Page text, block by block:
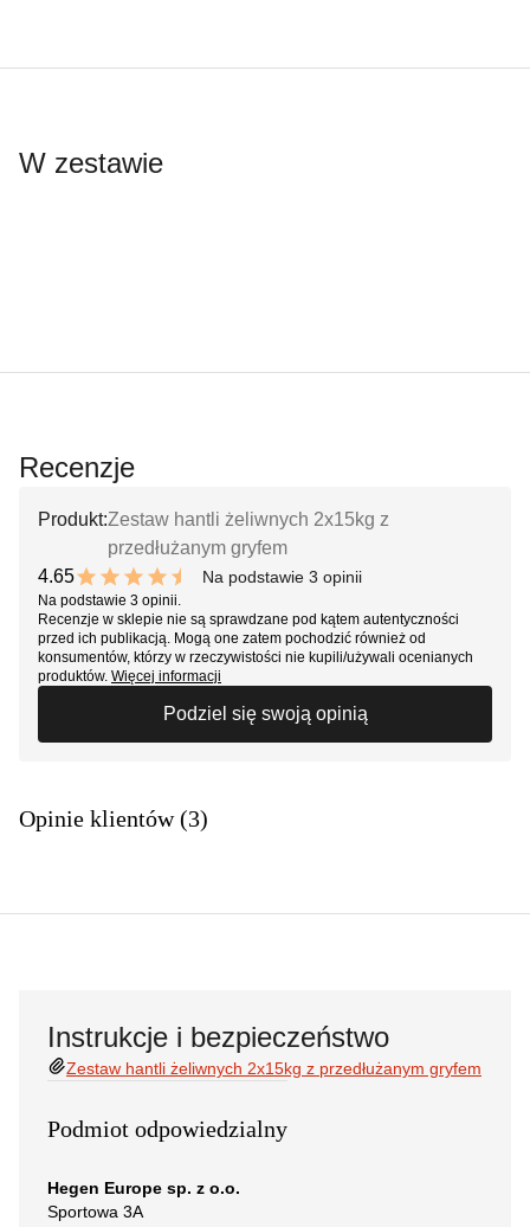
W zestawie
Recenzje
Produkt:Zestaw hantli żeliwnych 2x15kg z
przedłużanym gryfem
4.65
9.3 out of 10 stars
Na podstawie 3 opinii
Na podstawie 3 opinii.
Recenzje w sklepie nie są sprawdzane pod kątem autentyczności
przed ich publikacją. Mogą one zatem pochodzić również od
konsumentów, którzy w rzeczywistości nie kupili/używali ocenianych
produktów. Więcej informacji
Podziel się swoją opinią
Opinie klientów (3)
Instrukcje i bezpieczeństwo
Zestaw hantli żeliwnych 2x15kg z przedłużanym gryfem
Podmiot odpowiedzialny
Hegen Europe sp. z o.o.
Sportowa 3A